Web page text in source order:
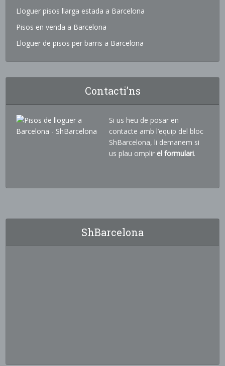
Lloguer pisos llarga estada a Barcelona
Pisos en venda a Barcelona
Lloguer de pisos per barris a Barcelona
Contacti’ns
Si us heu de posar en
contacte amb l’equip del bloc
ShBarcelona, li demanem si
us plau omplir el formulari.
ShBarcelona